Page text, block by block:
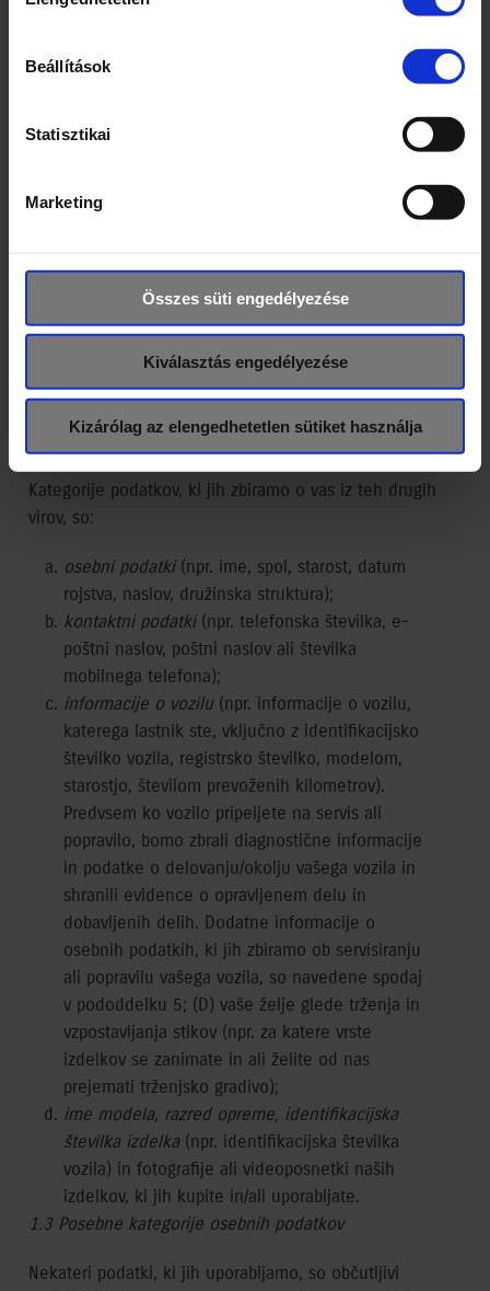
Beállítások
Statisztikai
Marketing
Összes süti engedélyezése
Kiválasztás engedélyezése
Kizárólag az elengedhetetlen sütiket használja
želite od nas prejemati trženjsko gradivo);
vključno s podatki, ki jih zbiramo z uporabo
informacije o naši uporabi piškotkov so na voljo
Pravilniku o piškotkih; in
izdelkov, ki jih kupite in/ali uporabljate; in (h)
izdelki, ki jih kupite od tretjih oseb.
1.2 Podatki, ki jih zbiramo iz drugih virov:
distributerjev ter iz javnih virov, kot so javni registri.
Kategorije podatkov, ki jih zbiramo o vas iz teh drugih
virov, so:
osebni podatki(npr. ime, spol, starost, datum
rojstva, naslov, družinska struktura);
kontaktni podatki(npr. telefonska številka, e-
poštni naslov, poštni naslov ali številka
mobilnega telefona);
informacije o vozilu (npr. informacije o vozilu,
katerega lastnik ste, vključno z identifikacijsko
številko vozila, registrsko številko, modelom,
starostjo, številom prevoženih kilometrov).
Predvsem ko vozilo pripeljete na servis ali
popravilo, bomo zbrali diagnostične informacije
in podatke o delovanju/okolju vašega vozila in
shranili evidence o opravljenem delu in
dobavljenih delih. Dodatne informacije o
osebnih podatkih, ki jih zbiramo ob servisiranju
ali popravilu vašega vozila, so navedene spodaj
v pododdelku 5; (D) vaše želje glede trženja in
vzpostavljanja stikov (npr. za katere vrste
izdelkov se zanimate in ali želite od nas
prejemati trženjsko gradivo);
ime modela, razred opreme, identifikacijska
številka izdelka (npr. identifikacijska številka
vozila) in fotografije ali videoposnetki naših
izdelkov, ki jih kupite in/ali uporabljate.
1.3 Posebne kategorije osebnih podatkov
Nekateri podatki, ki jih uporabljamo, so občutljivi